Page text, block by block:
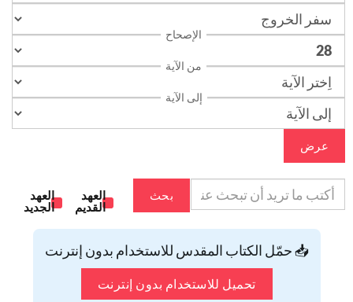
الإصحاح
من الآية
إلى الآية
عرض
بحث
العهد
القديم
العهد
الجديد
📥 حمّل الكتاب المقدس للاستخدام بدون إنترنت
تحميل للاستخدام بدون إنترنت